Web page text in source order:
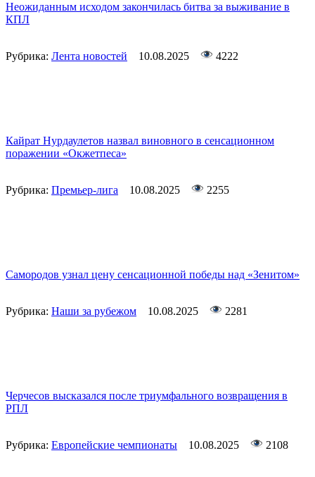
Неожиданным исходом закончилась битва за выживание в
КПЛ
Рубрика: Лента новостей 10.08.2025 4222
Кайрат Нурдаулетов назвал виновного в сенсационном
поражении «Окжетпеса»
Рубрика: Премьер-лига 10.08.2025 2255
Самородов узнал цену сенсационной победы над «Зенитом»
Рубрика: Наши за рубежом 10.08.2025 2281
Черчесов высказался после триумфального возвращения в
РПЛ
Рубрика: Европейские чемпионаты 10.08.2025 2108